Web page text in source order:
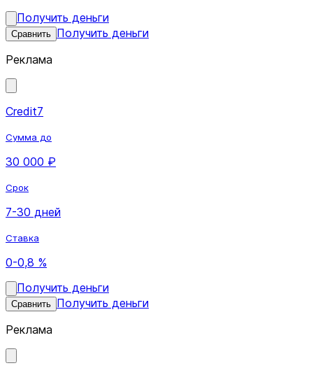
Получить деньги
Сравнить Получить деньги
Реклама
Credit7
Сумма до
30 000 ₽
Срок
7-30 дней
Ставка
0-0,8 %
Получить деньги
Сравнить Получить деньги
Реклама